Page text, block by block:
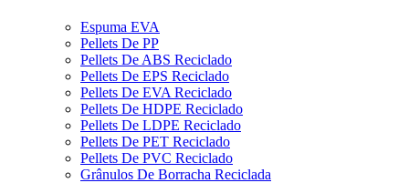
Espuma EVA
Pellets De PP
Pellets De ABS Reciclado
Pellets De EPS Reciclado
Pellets De EVA Reciclado
Pellets De HDPE Reciclado
Pellets De LDPE Reciclado
Pellets De PET Reciclado
Pellets De PVC Reciclado
Grânulos De Borracha Reciclada